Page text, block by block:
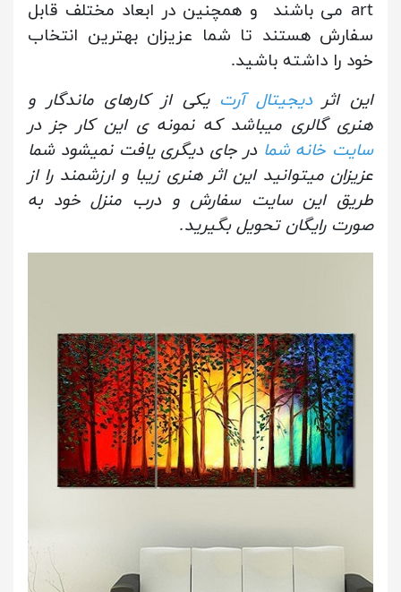
art می باشند و همچنین در ابعاد مختلف قابل
سفارش هستند تا شما عزیزان بهترین انتخاب
خود را داشته باشید.
این اثردیجیتال آرت یکی از کارهای ماندگار و
هنری گالری میباشد که نمونه ی این کار جز در
سایت خانه شما در جای دیگری یافت نمیشود شما
عزیزان میتوانید این اثر هنری زیبا و ارزشمند را از
طریق این سایت سفارش و درب منزل خود به
صورت رایگان تحویل بگیرید.